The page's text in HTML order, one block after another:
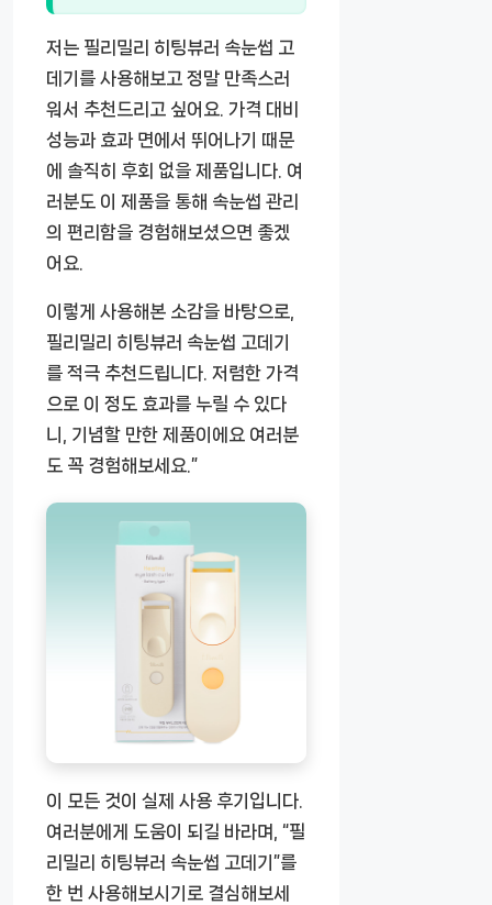
저는 필리밀리 히팅뷰러 속눈썹 고
데기를 사용해보고 정말 만족스러
워서 추천드리고 싶어요. 가격 대비
성능과 효과 면에서 뛰어나기 때문
에 솔직히 후회 없을 제품입니다. 여
러분도 이 제품을 통해 속눈썹 관리
의 편리함을 경험해보셨으면 좋겠
어요.
이렇게 사용해본 소감을 바탕으로,
필리밀리 히팅뷰러 속눈썹 고데기
를 적극 추천드립니다. 저렴한 가격
으로 이 정도 효과를 누릴 수 있다
니, 기념할 만한 제품이에요 여러분
도 꼭 경험해보세요.”
이 모든 것이 실제 사용 후기입니다.
여러분에게 도움이 되길 바라며, “필
리밀리 히팅뷰러 속눈썹 고데기”를
한 번 사용해보시기로 결심해보세